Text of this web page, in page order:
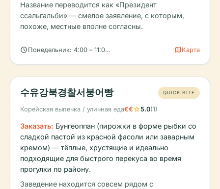
Название переводится как «Президент
ссальгальби» — смелое заявление, с которым,
похоже, местные вполне согласны.
schedule Понедельник: 4:00 – 11:00 PM, Вторник: 4:00 – 11:00 PM,
mapКарта
수유강북경찰서붕어빵 QUICK BITE
Корейская выпечка / уличная еда€€star5.0(1)
Заказать: Бунгеоппан (пирожки в форме рыбки со
сладкой пастой из красной фасоли или заварным
кремом) — тёплые, хрустящие и идеально
подходящие для быстрого перекуса во время
прогулки по району.
Заведение находится совсем рядом с